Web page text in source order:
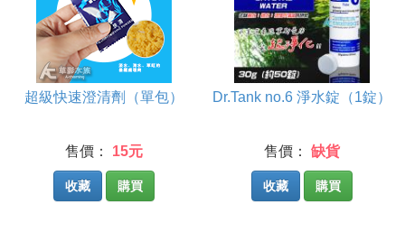
超級快速澄清劑（單包）
售價： 15元
收藏 購買
Dr.Tank no.6 淨水錠（1錠）
售價： 缺貨
收藏 購買